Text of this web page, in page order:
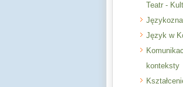
Teatr -
Język w
konteksty